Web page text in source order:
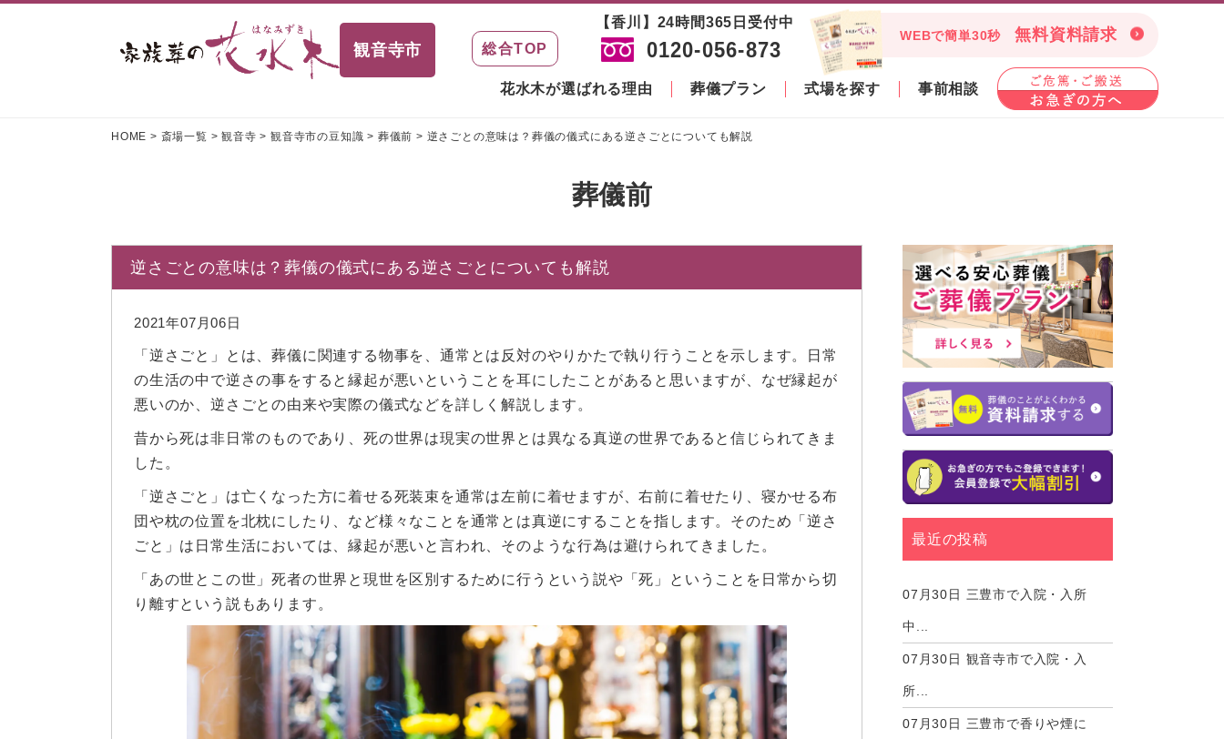
観音寺市 総合TOP
【香川】24時間365日受付中
0120-056-873
WEBで簡単30秒 無料資料請求
花水木が選ばれる理由 葬儀プラン 式場を探す 事前相談
HOME > 斎場一覧 >観音寺 >観音寺市の豆知識 > 葬儀前 > 逆さごとの意味は？葬儀の儀式にある逆さごとについても解説
葬儀前
逆さごとの意味は？葬儀の儀式にある逆さごとについても解説
2021年07月06日
「逆さごと」とは、葬儀に関連する物事を、通常とは反対のやりかたで執り行うことを示します。日常
の生活の中で逆さの事をすると縁起が悪いということを耳にしたことがあると思いますが、なぜ縁起が
悪いのか、逆さごとの由来や実際の儀式などを詳しく解説します。
昔から死は非日常のものであり、死の世界は現実の世界とは異なる真逆の世界であると信じられてきま
した。
「逆さごと」は亡くなった方に着せる死装束を通常は左前に着せますが、右前に着せたり、寝かせる布
団や枕の位置を北枕にしたり、など様々なことを通常とは真逆にすることを指します。そのため「逆さ
ごと」は日常生活においては、縁起が悪いと言われ、そのような行為は避けられてきました。
「あの世とこの世」死者の世界と現世を区別するために行うという説や「死」ということを日常から切
り離すという説もあります。
最近の投稿
07月30日 三豊市で入院・入所
中...
07月30日 観音寺市で入院・入
所...
07月30日 三豊市で香りや煙に